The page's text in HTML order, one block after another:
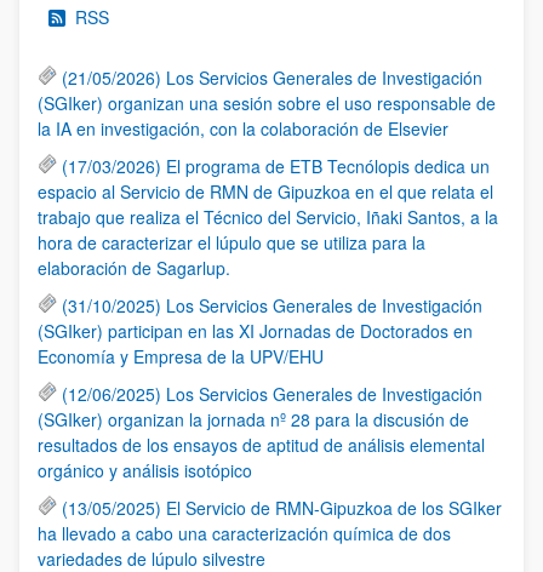
RSS
(21/05/2026) Los Servicios Generales de Investigación
(SGIker) organizan una sesión sobre el uso responsable de
la IA en investigación, con la colaboración de Elsevier
(17/03/2026) El programa de ETB Tecnólopis dedica un
espacio al Servicio de RMN de Gipuzkoa en el que relata el
trabajo que realiza el Técnico del Servicio, Iñaki Santos, a la
hora de caracterizar el lúpulo que se utiliza para la
elaboración de Sagarlup.
(31/10/2025) Los Servicios Generales de Investigación
(SGIker) participan en las XI Jornadas de Doctorados en
Economía y Empresa de la UPV/EHU
(12/06/2025) Los Servicios Generales de Investigación
(SGIker) organizan la jornada nº 28 para la discusión de
resultados de los ensayos de aptitud de análisis elemental
orgánico y análisis isotópico
(13/05/2025) El Servicio de RMN-Gipuzkoa de los SGIker
ha llevado a cabo una caracterización química de dos
variedades de lúpulo silvestre